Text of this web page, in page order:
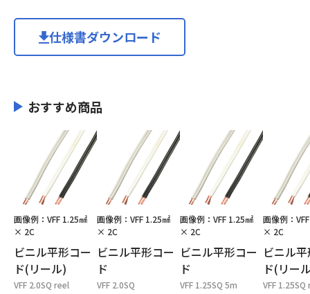
仕様書ダウンロード
おすすめ商品
画像例：VFF 1.25㎟
× 2C
ビニル平形コー
ド(リール)
VFF 2.0SQ reel
画像例：VFF 1.25㎟
× 2C
ビニル平形コー
ド
VFF 2.0SQ
画像例：VFF 1.25㎟
× 2C
ビニル平形コー
ド
VFF 1.25SQ 5m
画像例：
× 2C
ビニル
ド(リー
VFF 1.25SQ